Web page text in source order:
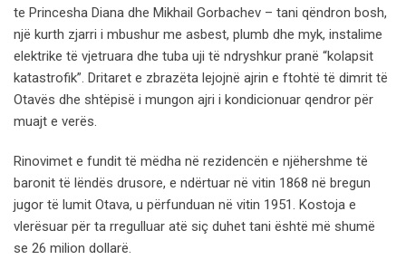
te Princesha Diana dhe Mikhail Gorbachev – tani qëndron bosh,
një kurth zjarri i mbushur me asbest, plumb dhe myk, instalime
elektrike të vjetruara dhe tuba uji të ndryshkur pranë “kolapsit
katastrofik”. Dritaret e zbrazëta lejojnë ajrin e ftohtë të dimrit të
Otavës dhe shtëpisë i mungon ajri i kondicionuar qendror për
muajt e verës.
Rinovimet e fundit të mëdha në rezidencën e njëhershme të
baronit të lëndës drusore, e ndërtuar në vitin 1868 në bregun
jugor të lumit Otava, u përfunduan në vitin 1951. Kostoja e
vlerësuar për ta rregulluar atë siç duhet tani është më shumë
se 26 milion dollarë.